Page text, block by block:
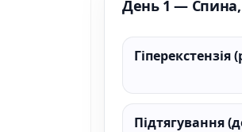
День 1 — Спина,
Підтягування